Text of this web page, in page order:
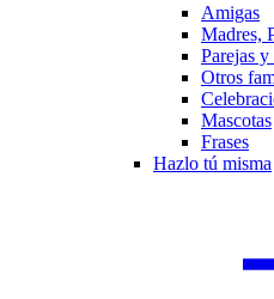
Amigas
Madres,
Parejas
Otros
Mascotas
Frases
Hazlo tú misma